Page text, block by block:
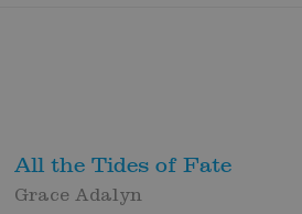
All the Tides of Fate
Grace Adalyn